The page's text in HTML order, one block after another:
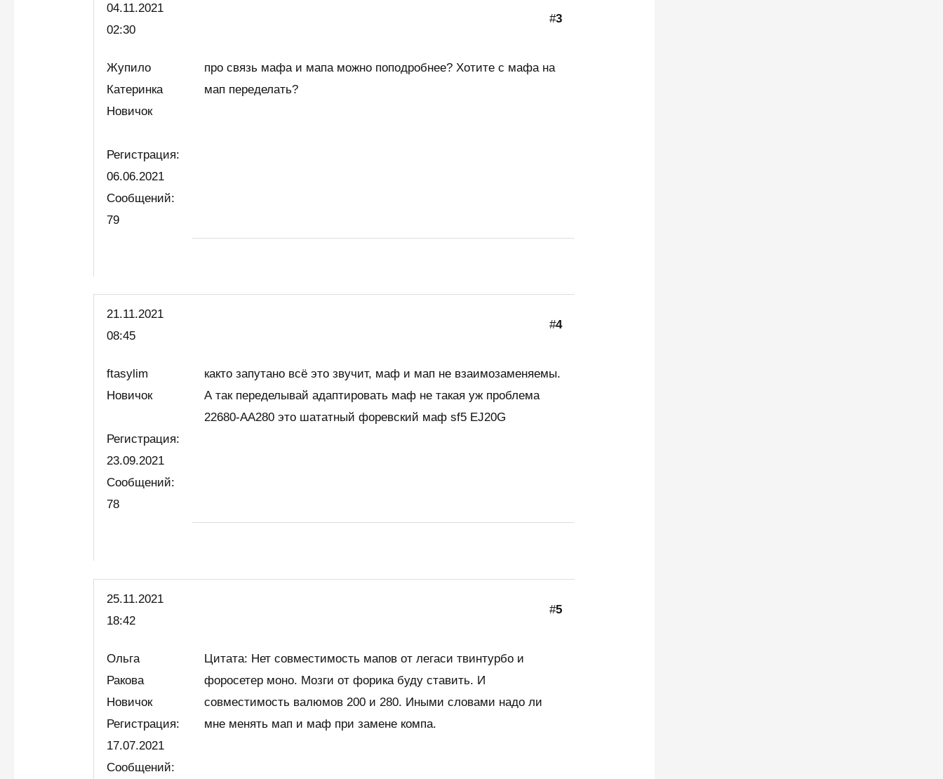
04.11.2021
02:30
#3
Жупило
Катеринка
Новичок
Регистрация:
06.06.2021
Сообщений:
79
про связь мафа и мапа можно поподробнее? Хотите с мафа на
мап переделать?
21.11.2021
08:45
#4
ftasylim
Новичок
Регистрация:
23.09.2021
Сообщений:
78
както запутано всё это звучит, маф и мап не взаимозаменяемы.
А так переделывай адаптировать маф не такая уж проблема
22680-АА280 это шататный форевский маф sf5 EJ20G
25.11.2021
18:42
#5
Ольга
Ракова
Новичок
Регистрация:
17.07.2021
Сообщений:
Цитата: Нет совместимость мапов от легаси твинтурбо и
форосетер моно. Мозги от форика буду ставить. И
совместимость валюмов 200 и 280. Иными словами надо ли
мне менять мап и маф при замене компа.